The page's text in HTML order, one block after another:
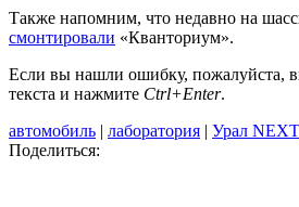
Также напомним, что недавно на
смонтировали «Кванториум».
Если вы нашли ошибку, пожалуйста,
текста и нажмите Ctrl+Enter.
автомобиль | лаборатория | Урал NEXT
Поделиться: